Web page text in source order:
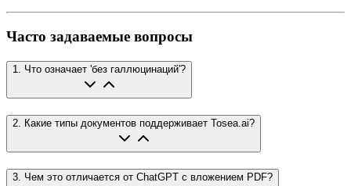
Часто задаваемые вопросы
1. Что означает 'без галлюцинаций'?
2. Какие типы документов поддерживает Tosea.ai?
3 Чем это отличается от ChatGPT с вложением PDF?